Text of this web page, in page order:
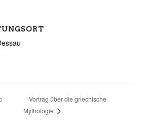
Vortrag über die griechische
Mythologie